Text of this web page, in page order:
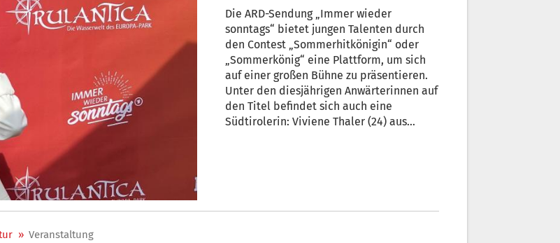
Die ARD-Sendung „Immer wieder
sonntags“ bietet jungen Talenten durch
den Contest „Sommerhitkönigin“ oder
„Sommerkönig“ eine Plattform, um sich
auf einer großen Bühne zu präsentieren.
Unter den diesjährigen Anwärterinnen auf
den Titel befindet sich auch eine
Südtirolerin: Viviene Thaler (24) aus
» Veranstaltung